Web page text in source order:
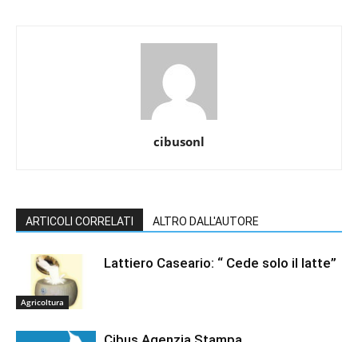
cibusonl
ARTICOLI CORRELATI ALTRO DALL'AUTORE
Agricoltura
Lattiero Caseario: “ Cede solo il latte”